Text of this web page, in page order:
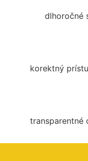
dlhoročné
korektný
transparentné